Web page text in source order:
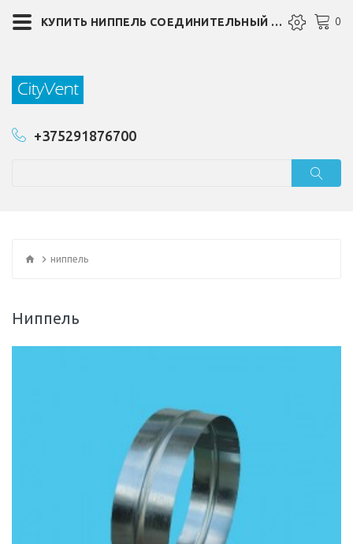
+375291876700
0
ниппель
Ниппель
КУПИТЬ НИППЕЛЬ СОЕДИНИТЕЛЬНЫЙ ДЛЯ КРУГЛЫХ ВОЗДУХОВОДОВ В ГОМЕЛЕ